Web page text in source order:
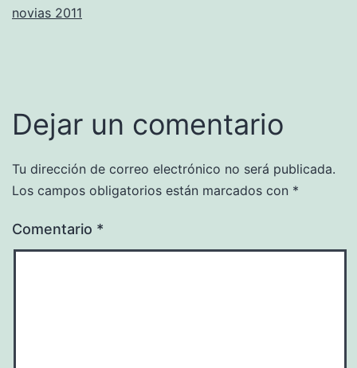
novias 2011
Dejar un comentario
Tu dirección de correo electrónico no será publicada.
Los campos obligatorios están marcados con *
Comentario *